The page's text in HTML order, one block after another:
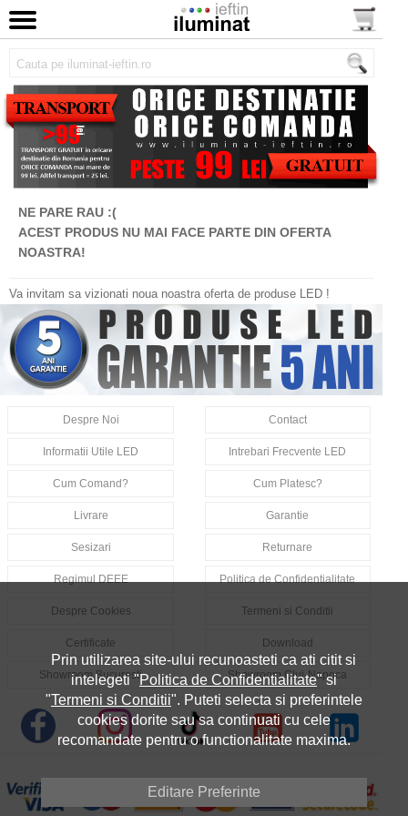
NE PARE RAU :(
ACEST PRODUS NU MAI FACE PARTE DIN OFERTA
NOASTRA!
Va invitam sa vizionati noua noastra oferta de produse LED !
Despre Noi Contact
Informatii Utile LED Intrebari Frecvente LED
Cum Comand? Cum Platesc?
Livrare Garantie
Sesizari Returnare
Regimul DEEE Politica de Confidentialitate
Despre Cookies Termeni si Conditii
Certificate Download
Showroom Bucuresti Showroom Cluj-Napoca
Prin utilizarea site-ului recunoasteti ca ati citit si
intelegeti "Politica de Confidentialitate" si
"Termeni si Conditii". Puteti selecta si preferintele
cookies dorite sau sa continuati cu cele
recomandate pentru o functionalitate maxima.
Editare Preferinte